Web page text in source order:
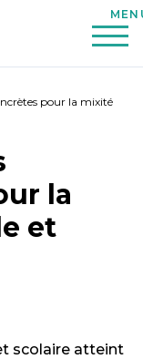
pour la mixité
la
et
scolaire atteint